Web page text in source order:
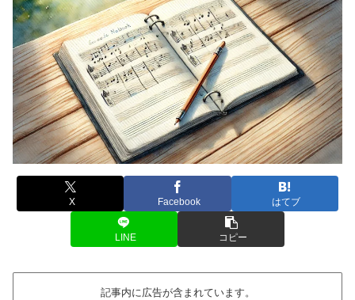
X Facebook はてブ
LINE コピー
記事内に広告が含まれています。